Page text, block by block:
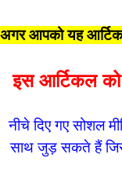
अगर आपको यह
इस आर्टिकल
नीचे दिए गए सोशल
साथ जुड़ सकते हैं